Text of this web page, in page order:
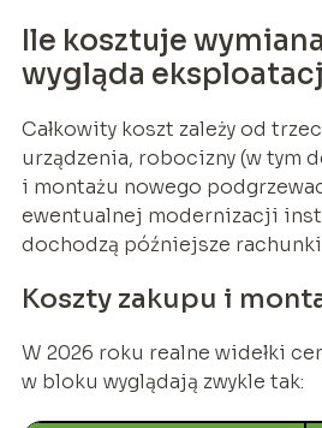
Ile kosztuje
wygląda
Całkowity koszt zależy od
urządzenia, robocizny (w tym
i montażu nowego
ewentualnej modernizacji
dochodzą późniejsze
Koszty zakupu i
W 2026 roku realne widełki
w bloku wyglądają zwykle tak: